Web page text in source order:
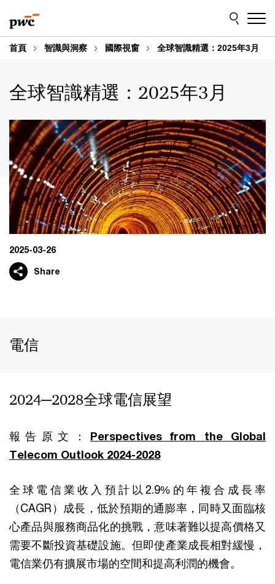
to
content
to
footer
首頁 智識與洞察 國際視窗 全球智識精選：2025年3月
全球智識精選：2025年3月
2025-03-26
Share
電信
2024─2028全球電信展望
報告原文： Perspectives from the Global
Telecom Outlook 2024-2028
全球電信業收入預計以2.9%的年複合成長率
（CAGR）成長，低於預期的通膨率，同時又面臨核
心產品與服務商品化的挑戰，意味著難以提高價格又
需要不斷投資基礎設施。但即使產業成長相對緩慢，
電信業仍有擴展市場的空間和提高利潤的機會。